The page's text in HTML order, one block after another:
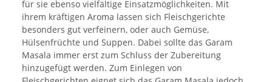
für sie ebenso vielfältige Einsatzmöglichkeiten. Mit
ihrem kräftigen Aroma lassen sich Fleischgerichte
besonders gut verfeinern, oder auch Gemüse,
Hülsenfrüchte und Suppen. Dabei sollte das Garam
Masala immer erst zum Schluss der Zubereitung
hinzugefügt werden. Zum Einlegen von